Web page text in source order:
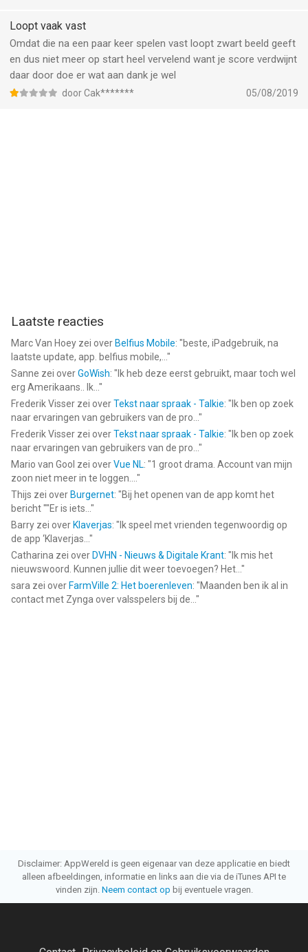
Loopt vaak vast
Omdat die na een paar keer spelen vast loopt zwart beeld geeft
en dus niet meer op start heel vervelend want je score verdwijnt
daar door doe er wat aan dank je wel
door Cak******* 05/08/2019
Laatste reacties
Marc Van Hoey zei over Belfius Mobile: "beste, iPadgebruik, na
laatste update, app. belfius mobile,... "
Sanne zei overGoWish: " Ik heb deze eerst gebruikt, maar toch wel
erg Amerikaans.. Ik... "
Frederik Visser zei overTekst naar spraak - Talkie: " Ik ben op zoek
naar ervaringen van gebruikers van de pro... "
Frederik Visser zei overTekst naar spraak - Talkie: " Ik ben op zoek
naar ervaringen van gebruikers van de pro... "
Mario van Gool zei overVue NL: "1 groot drama. Account van mijn
zoon niet meer in te loggen.... "
Thijs zei over Burgernet: "Bij het openen van de app komt het
bericht ""Er is iets... "
Barry zei over Klaverjas: " Ik speel met vrienden tegenwoordig op
de app ‘Klaverjas... "
Catharina zei over DVHN - Nieuws & Digitale Krant: " Ik mis het
nieuwswoord. Kunnen jullie dit weer toevoegen? Het... "
sara zei over FarmVille 2: Het boerenleven: "Maanden ben ik al in
contact met Zynga over valsspelers bij de... "
Disclaimer: AppWereld is geen eigenaar van deze applicatie en biedt
alleen afbeeldingen, informatie en links aan die via de iTunes API te
vinden zijn. Neem contact op bij eventuele vragen.